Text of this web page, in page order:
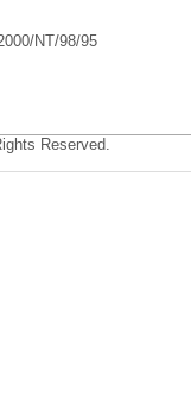
NT/98/95
Reserved.